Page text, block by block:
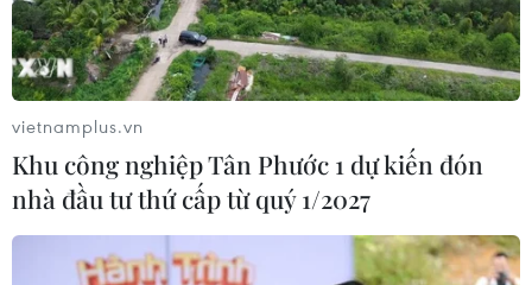
vietnamplus.vn
Khu công nghiệp Tân Phước 1 dự kiến đón
nhà đầu tư thứ cấp từ quý 1/2027